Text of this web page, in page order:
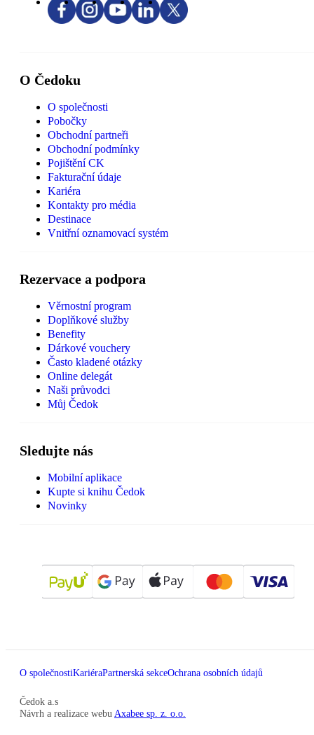
O Čedoku
O společnosti
Pobočky
Obchodní partneři
Obchodní podmínky
Pojištění CK
Fakturační údaje
Kariéra
Kontakty pro média
Destinace
Vnitřní oznamovací systém
Rezervace a podpora
Věrnostní program
Doplňkové služby
Benefity
Dárkové vouchery
Často kladené otázky
Online delegát
Naši průvodci
Můj Čedok
Sledujte nás
Mobilní aplikace
Kupte si knihu Čedok
Novinky
O společnostiKariéraPartnerská sekceOchrana osobních údajů
Čedok a.s
Návrh a realizace webu Axabee sp. z. o.o.